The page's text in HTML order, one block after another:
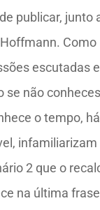
publicar, junto
Hoffmann.
escutadas
se não
o tempo,
2 que o
na última